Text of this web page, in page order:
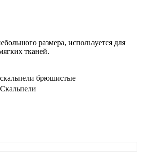
размера, используется для
тканей.
скальпели брюшистые
Скальпели